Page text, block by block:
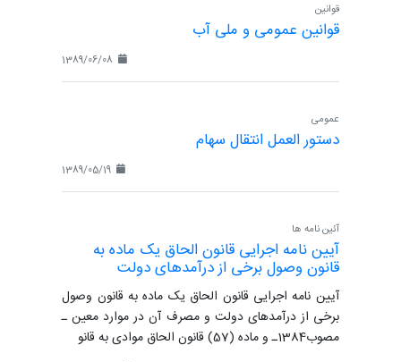
قوانین
قوانین عمومی و ملی آب
عمومی
دستور العمل انتقال سهام
آئین نامه ها
آیین نامه اجرایی قانون الحاق یک ماده به
قانون وصول برخی از درآمدهای دولت
آیین نامه اجرایی قانون الحاق یک ماده به قانون وصول
برخی از درآمدهای دولت و مصرف آن در موارد معین ـ
مصوب1384ـ و ماده (57) قانون الحاق موادی به قانو